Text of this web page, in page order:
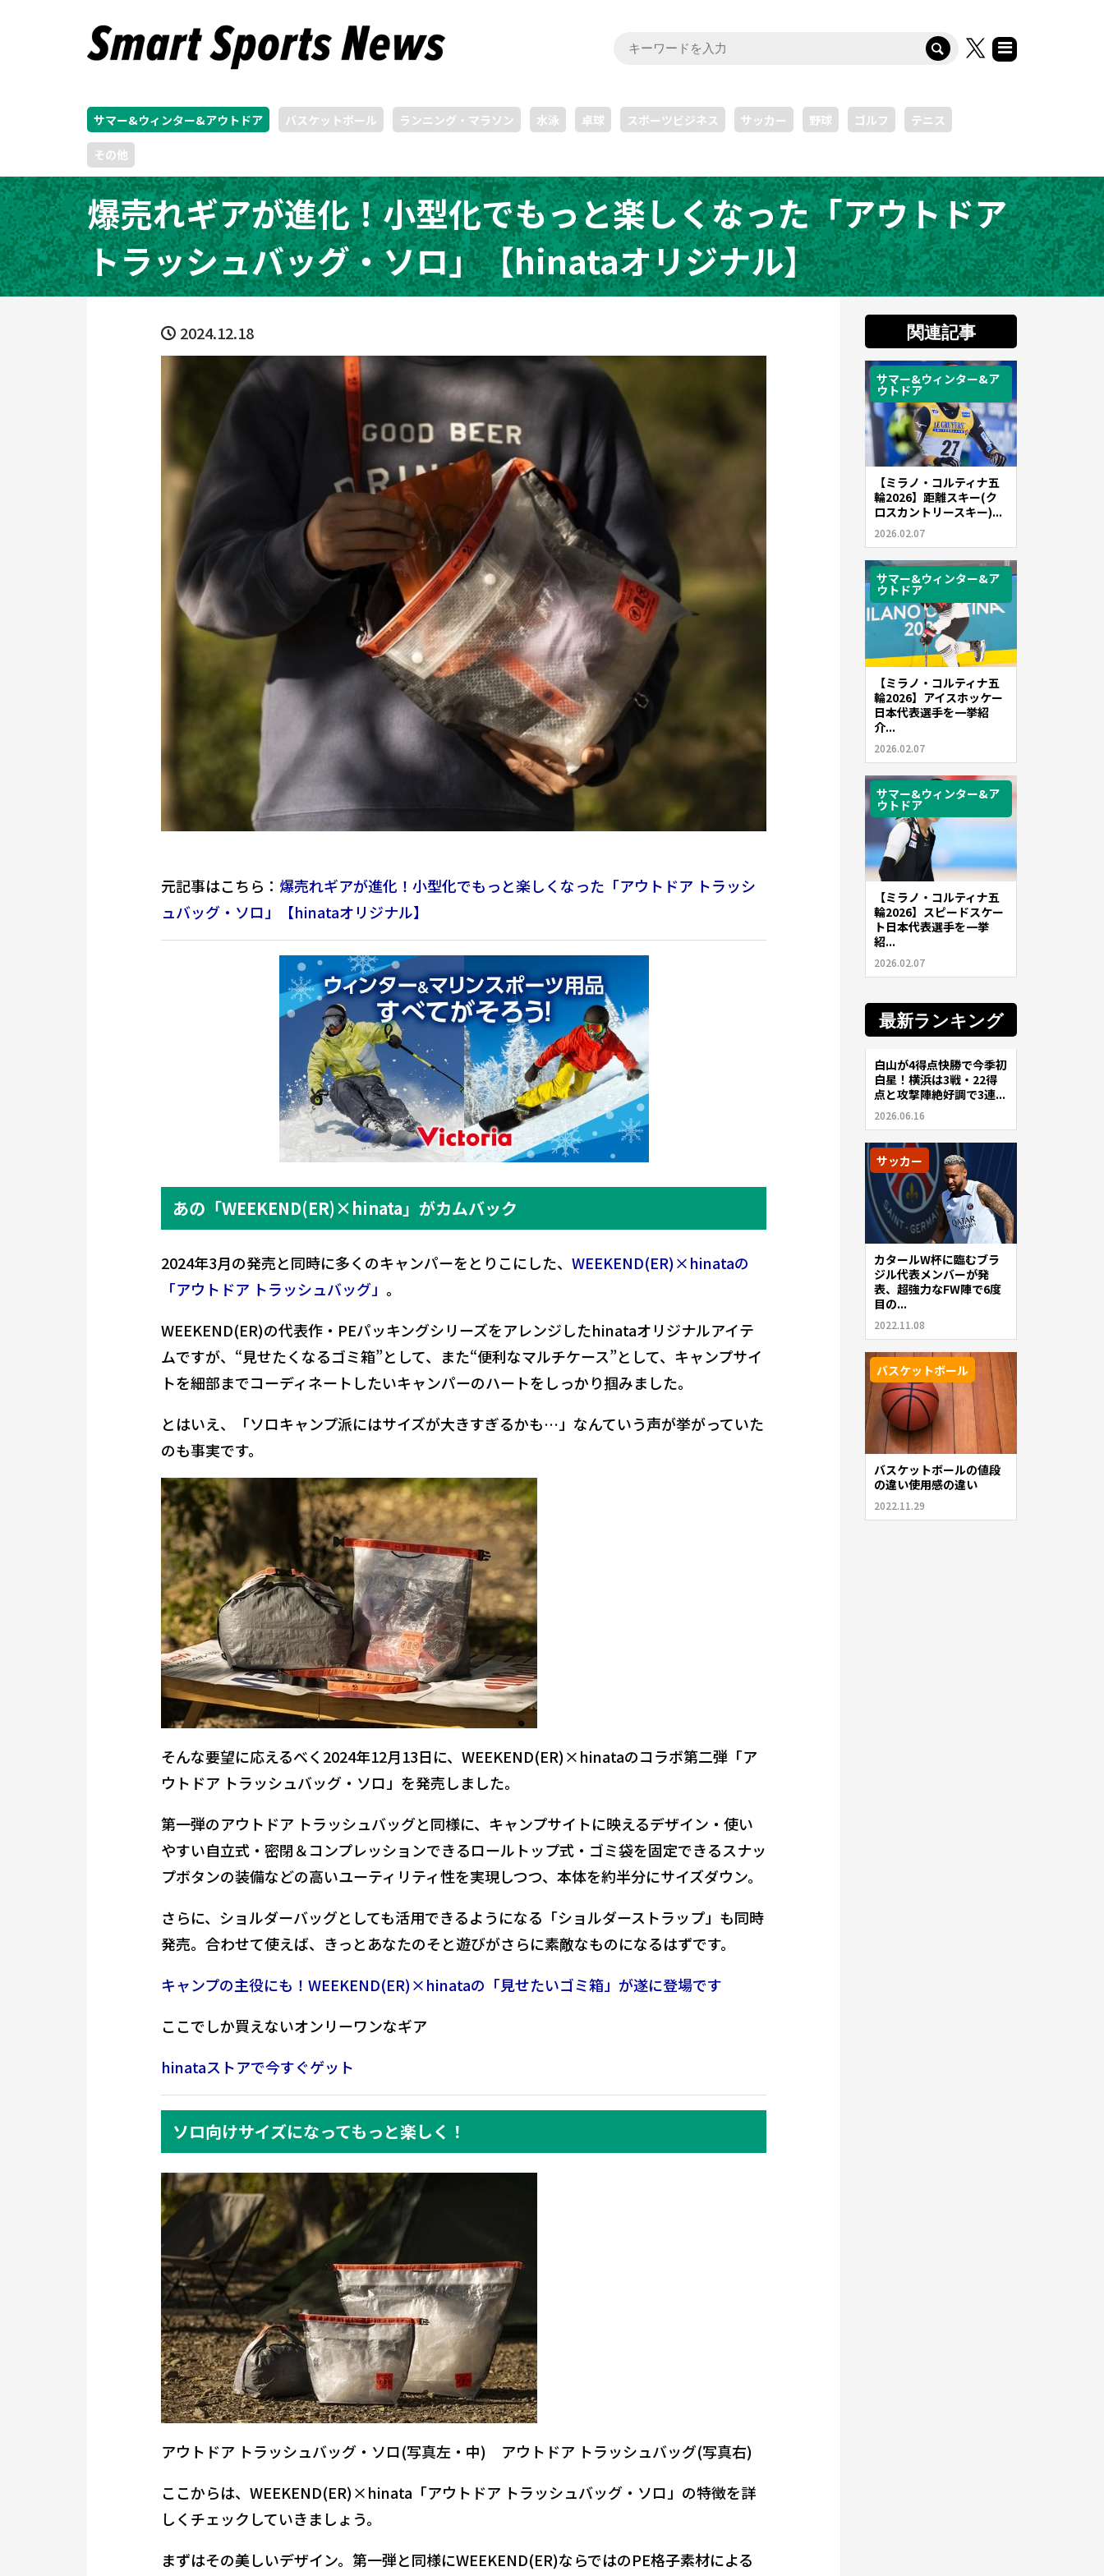
サマー&ウィンター&アウトドア バスケットボール ランニング・マラソン 水泳 卓球 スポーツビジネス サッカー 野球 ゴルフ テニス
その他
爆売れギアが進化！小型化でもっと楽しくなった「アウトドア
トラッシュバッグ・ソロ」【hinataオリジナル】
2024.12.18
元記事はこちら： 爆売れギアが進化！小型化でもっと楽しくなった「アウトドア トラッシ
ュバッグ・ソロ」【hinataオリジナル】
あの「WEEKEND(ER)×hinata」がカムバック
2024年3月の発売と同時に多くのキャンパーをとりこにした、 WEEKEND(ER)×hinataの
「アウトドア トラッシュバッグ」 。
WEEKEND(ER)の代表作・PEパッキングシリーズをアレンジしたhinataオリジナルアイテ
ムですが、“見せたくなるゴミ箱”として、また“便利なマルチケース”として、キャンプサイ
トを細部までコーディネートしたいキャンパーのハートをしっかり掴みました。
とはいえ、「ソロキャンプ派にはサイズが大きすぎるかも…」なんていう声が挙がっていた
のも事実です。
そんな要望に応えるべく 2024年12月13日に、WEEKEND(ER)×hinataのコラボ第二弾「ア
ウトドア トラッシュバッグ・ソロ」を発売しました。
第一弾のアウトドア トラッシュバッグと同様に、キャンプサイトに映えるデザイン・使い
やすい自立式・密閉＆コンプレッションできるロールトップ式・ゴミ袋を固定できるスナッ
プボタンの装備などの高いユーティリティ性を実現しつつ、本体を約半分にサイズダウン。
さらに、ショルダーバッグとしても活用できるようになる「ショルダーストラップ」も同時
発売。合わせて使えば、きっとあなたのそと遊びがさらに素敵なものになるはずです。
キャンプの主役にも！WEEKEND(ER)×hinataの「見せたいゴミ箱」が遂に登場です
ここでしか買えないオンリーワンなギア
hinataストアで今すぐゲット
ソロ向けサイズになってもっと楽しく！
アウトドア トラッシュバッグ・ソロ(写真左・中) アウトドア トラッシュバッグ(写真右)
ここからは、WEEKEND(ER)×hinata「アウトドア トラッシュバッグ・ソロ」の特徴を詳
しくチェックしていきましょう。
まずはその美しいデザイン。第一弾と同様にWEEKEND(ER)ならではのPE格子素材による
関連記事
サマー&ウィンター&ア
ウトドア
【ミラノ・コルティナ五
輪2026】距離スキー(ク
ロスカントリースキー)...
2026.02.07
サマー&ウィンター&ア
ウトドア
【ミラノ・コルティナ五
輪2026】アイスホッケー
日本代表選手を一挙紹
介...
2026.02.07
サマー&ウィンター&ア
ウトドア
【ミラノ・コルティナ五
輪2026】スピードスケー
ト日本代表選手を一挙
紹...
2026.02.07
最新ランキング
サッカー
白山が4得点快勝で今季初
白星！横浜は3戦・22得
点と攻撃陣絶好調で3連...
2026.06.16
サッカー
カタールW杯に臨むブラ
ジル代表メンバーが発
表、超強力なFW陣で6度
目の...
2022.11.08
バスケットボール
バスケットボールの値段
の違い使用感の違い
2022.11.29